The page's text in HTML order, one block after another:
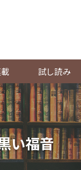
試し読み
い福音